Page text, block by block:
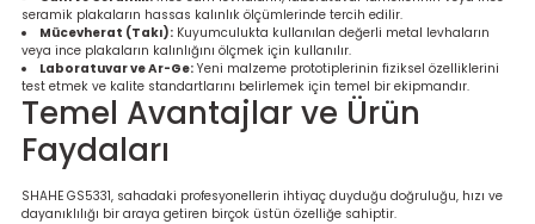
seramik plakaların hassas kalınlık ölçümlerinde tercih edilir.
Mücevherat (Takı): Kuyumculukta kullanılan değerli metal levhaların
veya ince plakaların kalınlığını ölçmek için kullanılır.
Laboratuvar ve Ar-Ge: Yeni malzeme prototiplerinin fiziksel özelliklerini
test etmek ve kalite standartlarını belirlemek için temel bir ekipmandır.
Temel Avantajlar ve Ürün
Faydaları
SHAHE GS5331, sahadaki profesyonellerin ihtiyaç duyduğu doğruluğu, hızı ve
dayanıklılığı bir araya getiren birçok üstün özelliğe sahiptir.